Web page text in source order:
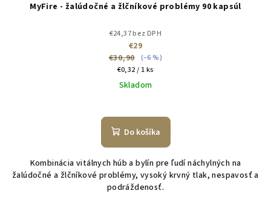
MyFire - žalúdočné a žlčníkové problémy 90 kapsúl
€24,37 bez DPH
€29
€30,90
(–6 %)
Jednotková
cena:
€0,32 / 1 ks
Skladom
Do košíka
Kombinácia vitálnych húb a bylín pre ľudí náchylných na
žalúdočné a žlčníkové problémy, vysoký krvný tlak, nespavosť a
podráždenosť.